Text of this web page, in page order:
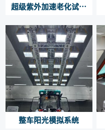
超级紫外加速老化试验
整车阳光模拟系统